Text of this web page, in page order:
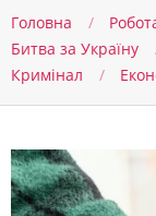
Головна
Битва за Україну
Кримінал